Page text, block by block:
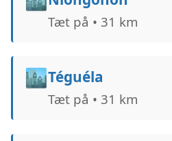
Tæt på • 31 km
🏙️Téguéla
Tæt på • 31 km